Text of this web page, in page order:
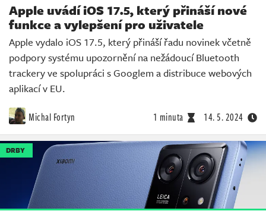
Apple uvádí iOS 17.5, který přináší nové
funkce a vylepšení pro uživatele
Apple vydalo iOS 17.5, který přináší řadu novinek včetně
podpory systému upozornění na nežádoucí Bluetooth
trackery ve spolupráci s Googlem a distribuce webových
aplikací v EU.
Michal Fortyn 1 minuta 14. 5. 2024
DRBY